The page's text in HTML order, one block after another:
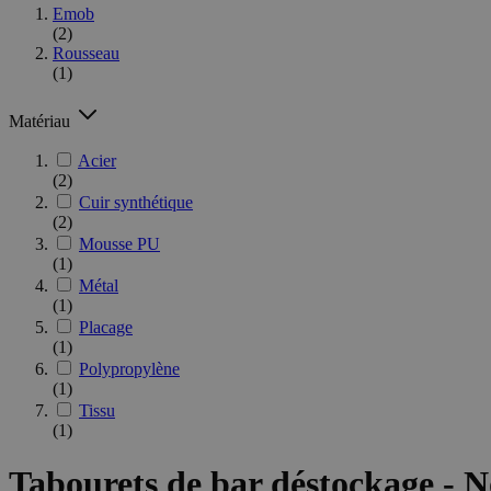
Emob
(2)
Rousseau
(1)
Matériau
Acier
(2)
Cuir synthétique
(2)
Mousse PU
(1)
Métal
(1)
Placage
(1)
Polypropylène
(1)
Tissu
(1)